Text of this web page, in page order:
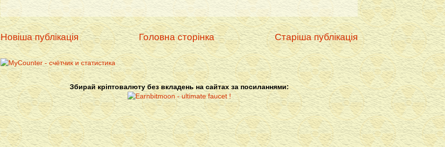
Новіша публікація Старіша публікація
Головна сторінка
Збирай кріптовалюту без вкладень на сайтах за посиланнями: